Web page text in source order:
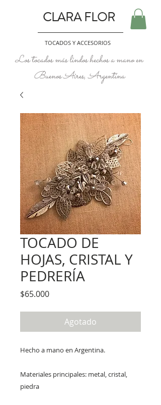
CLARA FLOR
TOCADOS Y ACCESORIOS
Los tocados más lindos hechos a mano en
Buenos Aires, Argentina
TOCADO DE
HOJAS, CRISTAL Y
PEDRERÍA
$65.000Precio
Agotado
Hecho a mano en Argentina.
Materiales principales: metal, cristal,
piedra